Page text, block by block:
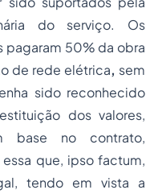
do serviço. Os
pagaram 50% da obra
de rede elétrica, sem
sido reconhecido
dos valores,
base no contrato,
que, ipso factum,
tendo em vista a